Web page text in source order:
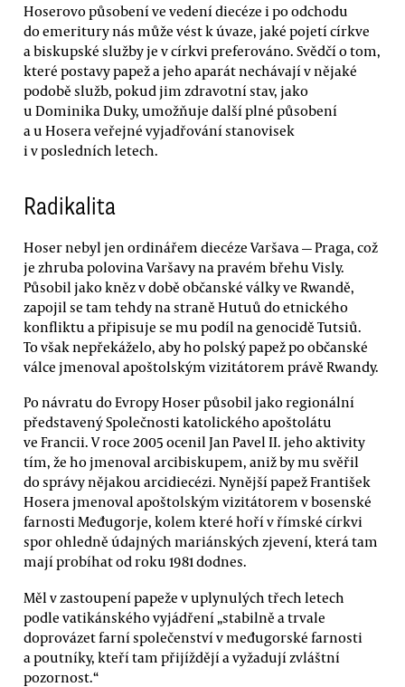
Hoserovo působení ve vedení diecéze i po odchodu
do emeritury nás může vést k úvaze, jaké pojetí církve
a biskupské služby je v církvi preferováno. Svědčí o tom,
které postavy papež a jeho aparát nechávají v nějaké
podobě služb, pokud jim zdravotní stav, jako
u Dominika Duky, umožňuje další plné působení
a u Hosera veřejné vyjadřování stanovisek
i v posledních letech.
Radikalita
Hoser nebyl jen ordinářem diecéze Varšava — Praga, což
je zhruba polovina Varšavy na pravém břehu Visly.
Působil jako kněz v době občanské války ve Rwandě,
zapojil se tam tehdy na straně Hutuů do etnického
konfliktu a připisuje se mu podíl na genocidě Tutsiů.
To však nepřekáželo, aby ho polský papež po občanské
válce jmenoval apoštolským vizitátorem právě Rwandy.
Po návratu do Evropy Hoser působil jako regionální
představený Společnosti katolického apoštolátu
ve Francii. V roce 2005 ocenil Jan Pavel II. jeho aktivity
tím, že ho jmenoval arcibiskupem, aniž by mu svěřil
do správy nějakou arcidiecézi. Nynější papež František
Hosera jmenoval apoštolským vizitátorem v bosenské
farnosti Međugorje, kolem které hoří v římské církvi
spor ohledně údajných mariánských zjevení, která tam
mají probíhat od roku 1981 dodnes.
Měl v zastoupení papeže v uplynulých třech letech
podle vatikánského vyjádření „stabilně a trvale
doprovázet farní společenství v međugorské farnosti
a poutníky, kteří tam přijíždějí a vyžadují zvláštní
pozornost.“